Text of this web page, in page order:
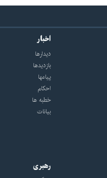
اخبار
دیدارها
بازديدها
پيامها
احكام
خطبه ها
بیانات
رهبری